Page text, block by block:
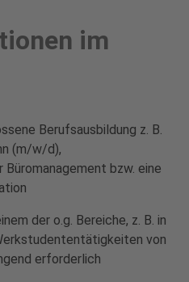
im
Berufsausbildung z. B.
(m/w/d),
bzw. eine
der o.g. Bereiche, z. B. in
von
erforderlich